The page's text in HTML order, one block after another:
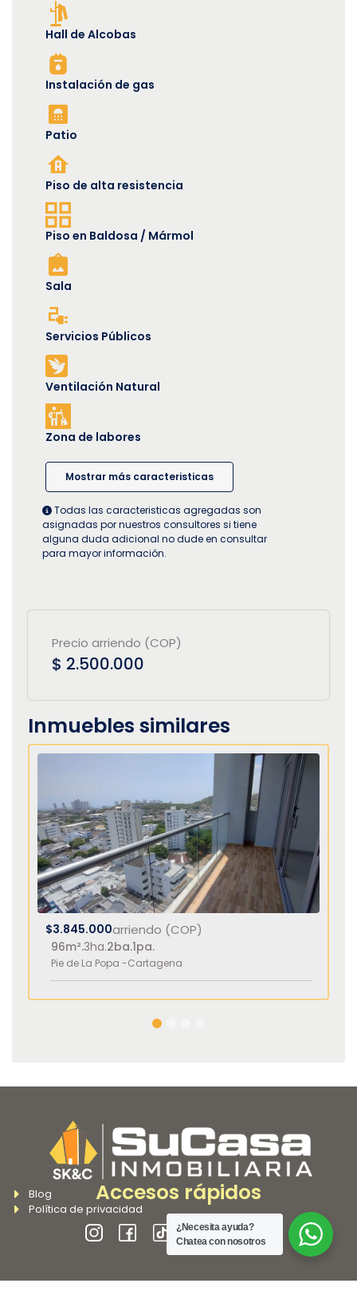
Hall de Alcobas
Instalación de gas
Patio
Piso de alta resistencia
Piso en Baldosa / Mármol
Sala
Servicios Públicos
Ventilación Natural
Zona de labores
Mostrar más caracteristicas
Todas las caracteristicas agregadas son
asignadas por nuestros consultores si tiene
alguna duda adicional no dude en consultar
para mayor información.
Precio arriendo (COP)
$ 2.500.000
Inmuebles similares
arriendo (COP)
$3.845.000
96m².3ha.2ba.1pa.
Pie de La Popa -Cartagena
4
Accesos rápidos
Blog
Política de privacidad
¿Necesita ayuda?
Chatea con nosotros